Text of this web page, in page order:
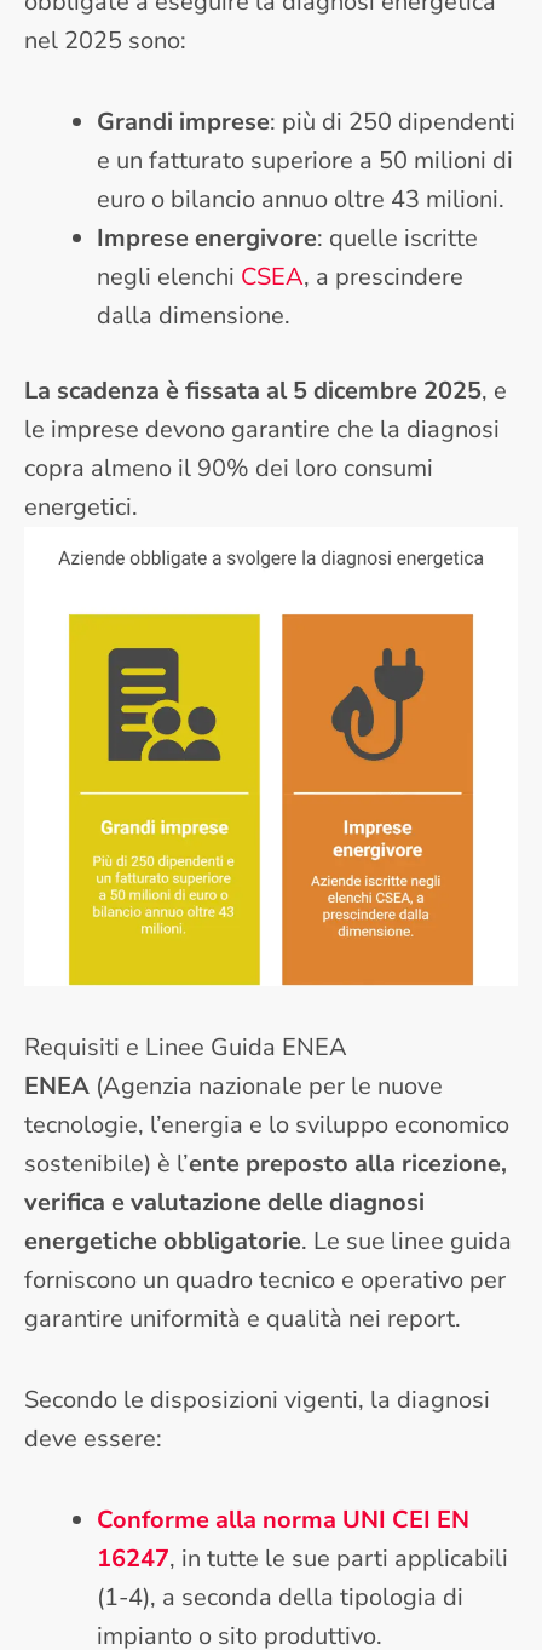
nel 2025 sono:
Grandi imprese: più di 250 dipendenti
e un fatturato superiore a 50 milioni di
euro o bilancio annuo oltre 43 milioni.
Imprese energivore: quelle iscritte
negli elenchi CSEA, a prescindere
dalla dimensione.
La scadenza è fissata al 5 dicembre 2025, e
le imprese devono garantire che la diagnosi
copra almeno il 90% dei loro consumi
energetici.
Requisiti e Linee Guida ENEA
ENEA (Agenzia nazionale per le nuove
tecnologie, l’energia e lo sviluppo economico
sostenibile) è l’ente preposto alla ricezione,
verifica e valutazione delle diagnosi
energetiche obbligatorie. Le sue linee guida
forniscono un quadro tecnico e operativo per
garantire uniformità e qualità nei report.
Secondo le disposizioni vigenti, la diagnosi
deve essere:
Conforme alla norma UNI CEI EN
16247, in tutte le sue parti applicabili
(1-4), a seconda della tipologia di
impianto o sito produttivo.